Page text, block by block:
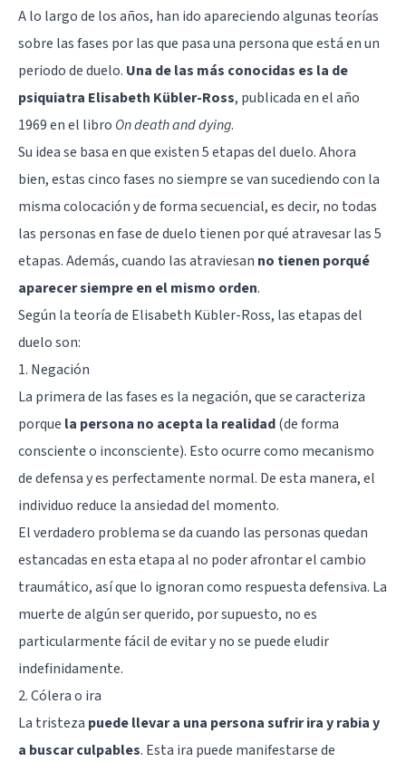
A lo largo de los años, han ido apareciendo algunas teorías
sobre las fases por las que pasa una persona que está en un
periodo de duelo. Una de las más conocidas es la de
psiquiatra Elisabeth Kübler-Ross, publicada en el año
1969 en el libro On death and dying.
Su idea se basa en que existen5 etapas del duelo. Ahora
bien, estas cinco fases no siempre se van sucediendo con la
misma colocación y de forma secuencial, es decir, no todas
las personas en fase de duelo tienen por qué atravesar las 5
etapas. Además, cuando las atraviesan no tienen porqué
aparecer siempre en el mismo orden.
Según la teoría de Elisabeth Kübler-Ross, las etapas del
duelo son:
1. Negación
La primera de las fases es la negación, que se caracteriza
porque la persona no acepta la realidad(de forma
consciente o inconsciente). Esto ocurre como mecanismo
de defensa y es perfectamente normal. De esta manera, el
individuo reduce la ansiedad del momento.
El verdadero problema se da cuando las personas quedan
estancadas en esta etapa al no poder afrontar el cambio
traumático, así que lo ignoran como respuesta defensiva. La
muerte de algún ser querido, por supuesto, no es
particularmente fácil de evitar y no se puede eludir
indefinidamente.
2. Cólera o ira
La tristeza puede llevar a una persona sufrir ira y rabia y
a buscar culpables. Esta ira puede manifestarse de